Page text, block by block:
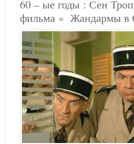
60 – ые годы : Сен
фильма « Жандармы в